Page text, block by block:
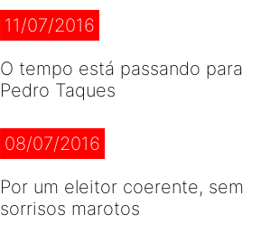
11/07/2016
O tempo está passando para
Pedro Taques
08/07/2016
Por um eleitor coerente, sem
sorrisos marotos